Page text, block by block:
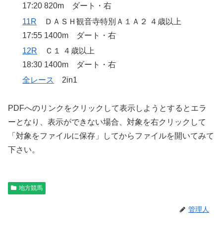
17:20 820m ダート・右
11R ＤＡＳＨ観音寺特別Ａ１Ａ２ ４歳以上
17:55 1400m ダート・右
12R Ｃ１ ４歳以上
18:30 1400m ダート・右
全レース
2in1
PDFへのリンクをクリックして表示しようとするとエラ
ーとなり、表示ができない場合、対象を右クリックして
「対象をファイルに保存」してからファイルを開いてみて
下さい。
地方競馬
管理人